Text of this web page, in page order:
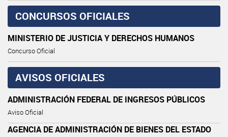
CONCURSOS OFICIALES
MINISTERIO DE JUSTICIA Y DERECHOS HUMANOS
Concurso Oficial
AVISOS OFICIALES
ADMINISTRACIÓN FEDERAL DE INGRESOS PÚBLICOS
Aviso Oficial
AGENCIA DE ADMINISTRACIÓN DE BIENES DEL ESTADO